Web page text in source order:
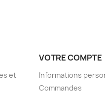
et
VOTRE COMPTE
Informations
Commandes